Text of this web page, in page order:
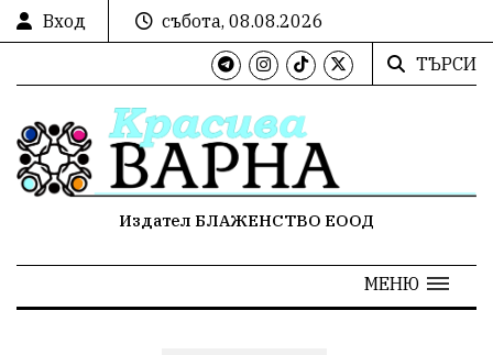
Вход
събота, 08.08.2026
ТЪРСИ
Издател БЛАЖЕНСТВО ЕООД
МЕНЮ